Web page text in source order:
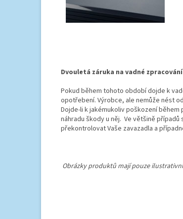
Dvouletá záruka na vadné
Pokud během tohoto období dojde k
opotřebení. Výrobce, ale nemůže nést
Dojde-li k jakémukoliv poškození
náhradu škody u něj. Ve většině
překontrolovat Vaše zavazadla a
Obrázky produktů mají pouze